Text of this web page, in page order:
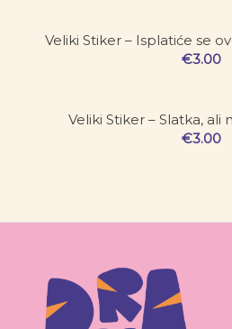
Veliki Stiker – Isplatiće se
€3.00
Veliki Stiker – Slatka, ali
€3.00